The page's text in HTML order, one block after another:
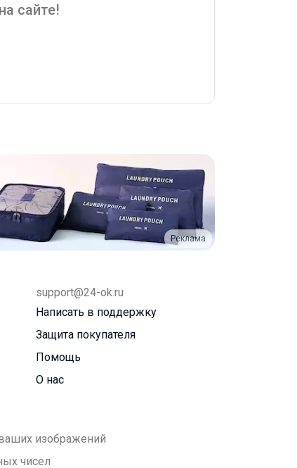
сайте!
Реклама
support@24-ok.ru
Написать в поддержку
Защита покупателя
Помощь
О нас
изображений
чисел